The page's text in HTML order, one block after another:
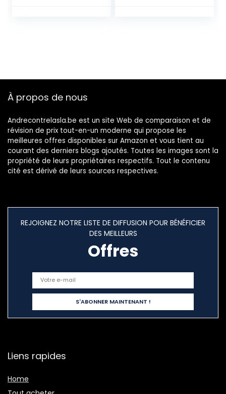
À propos de nous
Andrecontrelasla.be est un site Web de comparaison et de
révision de prix tout-en-un moderne qui propose les
meilleures offres disponibles sur Amazon et vous tient au
courant des derniers blogs ajoutés. Toutes les images sont la
propriété de leurs propriétaires respectifs. Tout le contenu
cité est dérivé de leurs sources respectives.
REJOIGNEZ NOTRE LISTE DE DIFFUSION POUR BÉNÉFICIER
DES MEILLEURS
Offres
Liens rapides
Home